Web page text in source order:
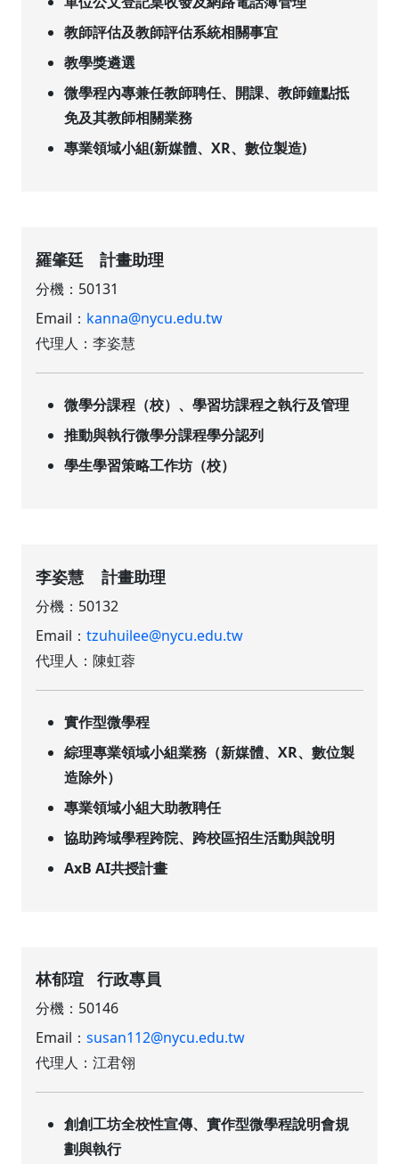
教師評估及教師評估系統相關事宜
教學獎遴選
微學程內專兼任教師聘任、開課、教師鐘點抵
免及其教師相關業務
專業領域小組(新媒體、XR、數位製造)
羅肇廷 計畫助理
分機：50131
Email： kanna@nycu.edu.tw
代理人：李姿慧
微學分課程（校）、學習坊課程之執行及管理
推動與執行微學分課程學分認列
學生學習策略工作坊（校）
李姿慧 計畫助理
分機：50132
Email：tzuhuilee@nycu.edu.tw
代理人：陳虹蓉
實作型微學程
綜理專業領域小組業務（新媒體、XR、數位製
造除外）
專業領域小組大助教聘任
協助跨域學程跨院、跨校區招生活動與說明
AxB AI共授計畫
林郁瑄 行政專員
分機：50146
Email：susan112@nycu.edu.tw
代理人：江君翎
創創工坊全校性宣傳、實作型微學程說明會規
劃與執行